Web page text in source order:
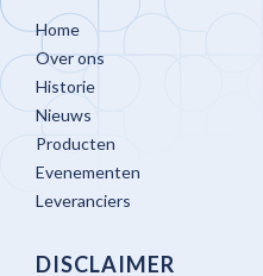
Home
Over ons
Historie
Nieuws
Producten
Evenementen
Leveranciers
DISCLAIMER